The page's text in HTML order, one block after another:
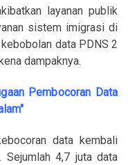
layanan publik
sistem imigrasi di
data PDNS 2
dampaknya.
Pembocoran Data
data kembali
4,7 juta data